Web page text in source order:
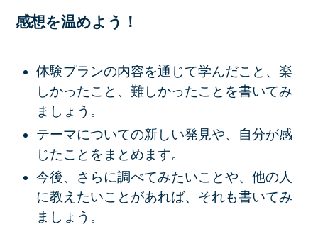
感想を温めよう！
体験プランの内容を通じて学んだこと、楽
しかったこと、難しかったことを書いてみ
ましょう。
テーマについての新しい発見や、自分が感
じたことをまとめます。
今後、さらに調べてみたいことや、他の人
に教えたいことがあれば、それも書いてみ
ましょう。